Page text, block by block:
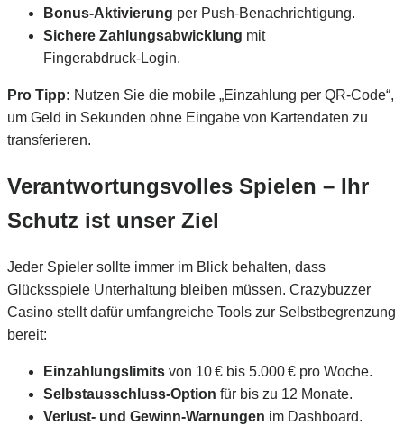
Bonus‑Aktivierung per Push‑Benachrichtigung.
Sichere Zahlungsabwicklung mit
Fingerabdruck‑Login.
Pro Tipp: Nutzen Sie die mobile „Einzahlung per QR‑Code“,
um Geld in Sekunden ohne Eingabe von Kartendaten zu
transferieren.
Verantwortungsvolles Spielen – Ihr
Schutz ist unser Ziel
Jeder Spieler sollte immer im Blick behalten, dass
Glücksspiele Unterhaltung bleiben müssen. Crazybuzzer
Casino stellt dafür umfangreiche Tools zur Selbstbegrenzung
bereit:
Einzahlungslimits von 10 € bis 5.000 € pro Woche.
Selbstausschluss‑Option für bis zu 12 Monate.
Verlust‑ und Gewinn‑Warnungen im Dashboard.